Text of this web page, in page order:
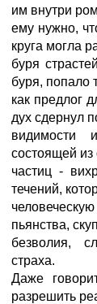
им внутри
ему нужно,
круга могла
буря
буря, попало
как предлог
дух сдернул
состоящей из
частиц -
течений,
пьянства,
безволия,
страха.
Даже
разрешить